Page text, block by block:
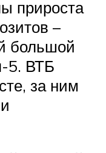
прироста
–
большой
5. ВТБ
за ним